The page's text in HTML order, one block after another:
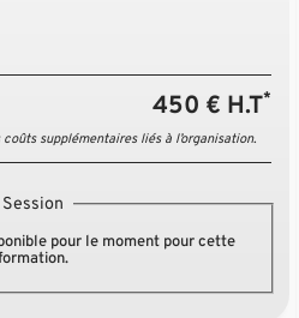
450 € H.T*
supplémentaires liés à l’organisation.
Session
pour le moment pour cette